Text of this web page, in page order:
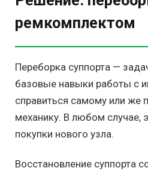
ремкомплектом
Переборка суппорта —
базовые навыки работы с
справиться самому или же
механику. В любом случае,
покупки нового узла.
Восстановление суппорта